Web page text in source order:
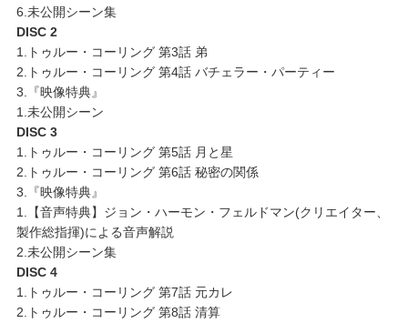
6.未公開シーン集
DISC 2
1.トゥルー・コーリング 第3話 弟
2.トゥルー・コーリング 第4話 バチェラー・パーティー
3.『映像特典』
1.未公開シーン
DISC 3
1.トゥルー・コーリング 第5話 月と星
2.トゥルー・コーリング 第6話 秘密の関係
3.『映像特典』
1.【音声特典】ジョン・ハーモン・フェルドマン(クリエイター、
製作総指揮)による音声解説
2.未公開シーン集
DISC 4
1.トゥルー・コーリング 第7話 元カレ
2.トゥルー・コーリング 第8話 清算